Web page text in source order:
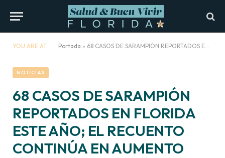
YOU ARE AT: Portada » 68 CASOS DE SARAMPIÓN REPORTADOS EN FLORIDA ESTE AÑO; EL RECUENTO CONTINÚA EN AUMENTO
NOTICIAS
68 CASOS DE SARAMPIÓN
REPORTADOS EN FLORIDA
ESTE AÑO; EL RECUENTO
CONTINÚA EN AUMENTO